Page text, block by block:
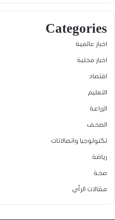
Categories
اخبار عالمية
اخبار محلية
اقتصاد
التعليم
الزراعة
الصحف
تكنولوجيا واتصالاتات
رياضة
صحة
مقالات الرأي